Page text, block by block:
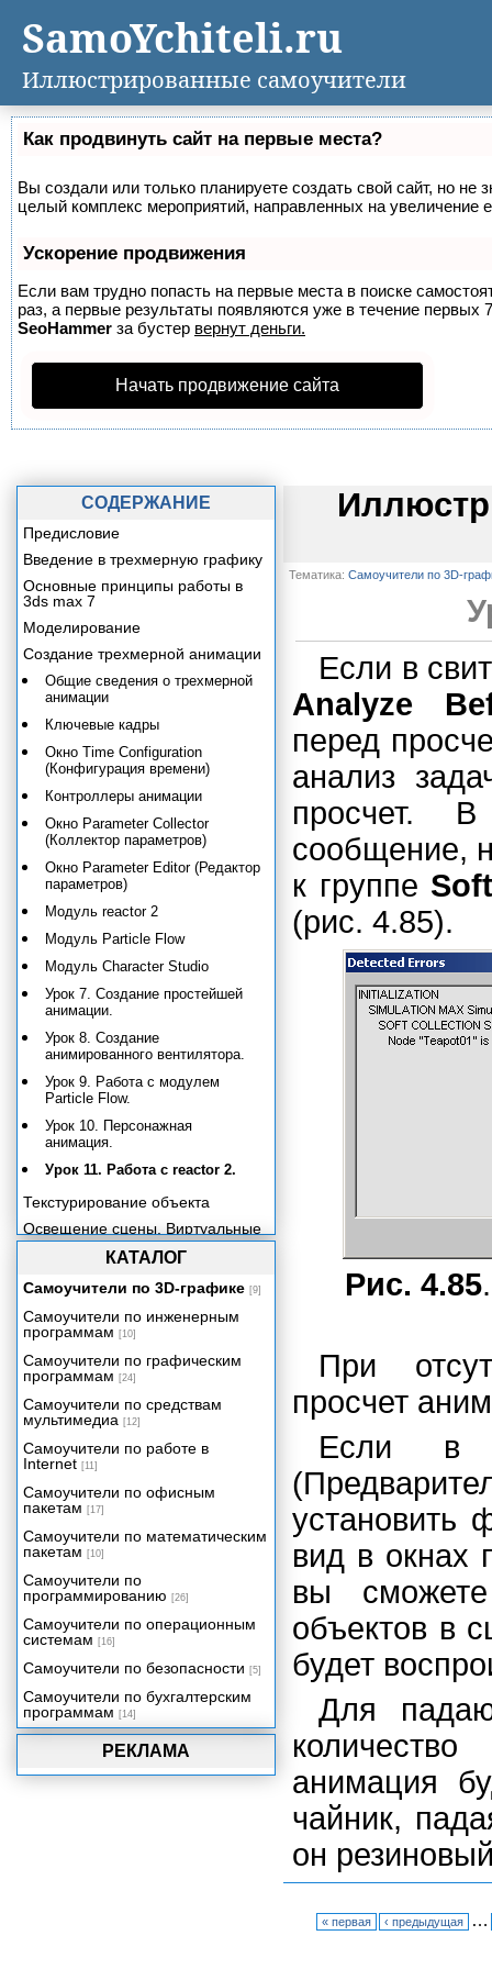
Как продвинуть сайт на первые места?
Вы создали или только планируете создать свой сайт, но не
целый комплекс мероприятий, направленных на увеличение
Ускорение продвижения
Если вам трудно попасть на первые места в поиске
раз, а первые результаты появляются уже в течение первых
SeoHammer за бустер вернут деньги.
Начать продвижение сайта
Тематика: Самоучители по 3D-
Если в
Analyze
перед
анализ
просчет.
сообщение,
к группе
(рис. 4.85).
Рис. 4.85
При
просчет
Если в
установить
вид в окнах
вы
объектов в
будет
Для
анимация
чайник,
он
« первая ‹ предыдущая …
РЕКЛАМА
СОДЕРЖАНИЕ
Предисловие
Введение в трехмерную графику
Основные принципы работы в
3ds max 7
Моделирование
Создание трехмерной анимации
Общие сведения о трехмерной
анимации
Ключевые кадры
Окно Time Configuration
(Конфигурация времени)
Контроллеры анимации
Окно Parameter Collector
(Коллектор параметров)
Окно Parameter Editor (Редактор
параметров)
Модуль reactor 2
Модуль Particle Flow
Модуль Character Studio
Урок 7. Создание простейшей
анимации.
Урок 8. Создание
анимированного вентилятора.
Урок 9. Работа с модулем
Particle Flow.
Урок 10. Персонажная
анимация.
Урок 11. Работа с reactor 2.
Текстурирование объекта
Освещение сцены. Виртуальные
камеры.
Заключение
Приложение
КАТАЛОГ
Самоучители по 3D-графике [9]
Самоучители по инженерным
программам [10]
Самоучители по графическим
программам [24]
Самоучители по средствам
мультимедиа [12]
Самоучители по работе в
Internet [11]
Самоучители по офисным
пакетам [17]
Самоучители по математическим
пакетам [10]
Самоучители по
программированию [26]
Самоучители по операционным
системам [16]
Самоучители по безопасности [5]
Самоучители по бухгалтерским
программам [14]
SamoYchiteli.ru
Иллюстрированные самоучители